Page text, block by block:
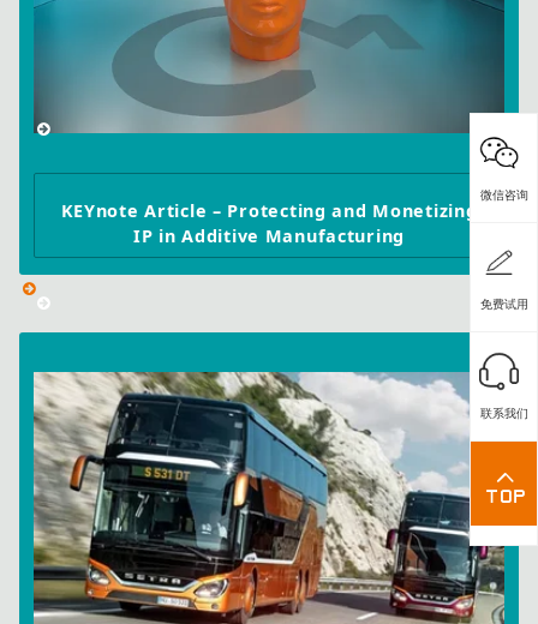
KEYnote Article – Protecting and Monetizing
IP in Additive Manufacturing
微信咨询
免费试用
联系我们